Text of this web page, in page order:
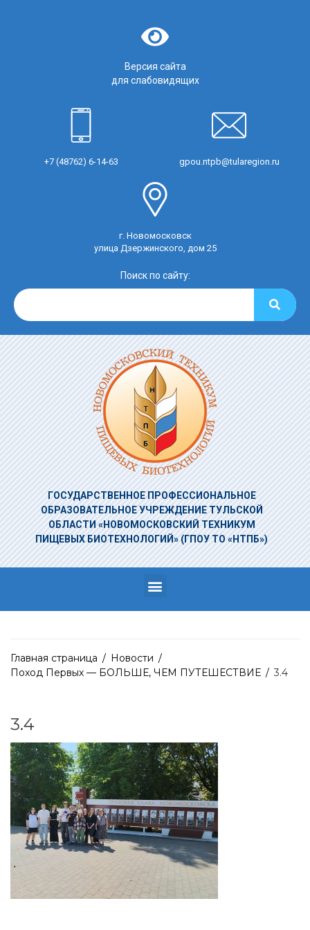
Версия сайта
для слабовидящих
+7 (48762) 6-14-63 gpou.ntpb@tularegion.ru
г. Новомосковск
улица Дзержинского, дом 25
Поиск по сайту:
ГОСУДАРСТВЕННОЕ ПРОФЕССИОНАЛЬНОЕ
ОБРАЗОВАТЕЛЬНОЕ УЧРЕЖДЕНИЕТУЛЬСКОЙ
ОБЛАСТИ «НОВОМОСКОВСКИЙ ТЕХНИКУМ
ПИЩЕВЫХ БИОТЕХНОЛОГИЙ» (ГПОУ ТО «НТПБ»)
Главная страница / Новости /
Поход Первых — БОЛЬШЕ, ЧЕМ ПУТЕШЕСТВИЕ / 3.4
3.4